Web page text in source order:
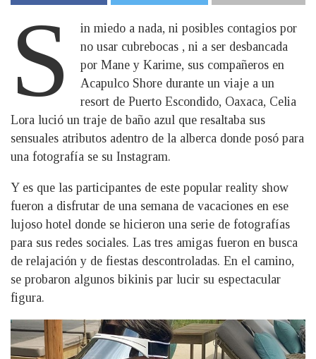
S
in miedo a nada, ni posibles contagios por
no usar cubrebocas , ni a ser desbancada
por Mane y Karime, sus compañeros en
Acapulco Shore durante un viaje a un
resort de Puerto Escondido, Oaxaca, Celia
Lora lució un traje de baño azul que resaltaba sus
sensuales atributos adentro de la alberca donde posó para
una fotografía se su Instagram.
Y es que las participantes de este popular reality show
fueron a disfrutar de una semana de vacaciones en ese
lujoso hotel donde se hicieron una serie de fotografías
para sus redes sociales. Las tres amigas fueron en busca
de relajación y de fiestas descontroladas. En el camino,
se probaron algunos bikinis par lucir su espectacular
figura.